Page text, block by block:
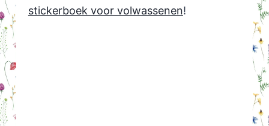
stickerboek voor volwassenen!